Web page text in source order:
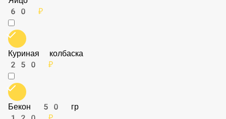
Яйцо
60 ₽
Куриная колбаска
250 ₽